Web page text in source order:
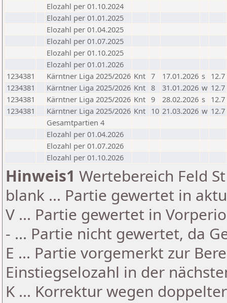
Elozahl per 01.10.2024
Elozahl per 01.01.2025
Elozahl per 01.04.2025
Elozahl per 01.07.2025
Elozahl per 01.10.2025
Elozahl per 01.01.2026
1234381
Kärntner Liga 2025/2026 Knt 7 17.01.2026 s 12.7
1234381
Kärntner Liga 2025/2026 Knt 8 31.01.2026 w 12.7
1234381
Kärntner Liga 2025/2026 Knt 9 28.02.2026 s 12.7
1234381
Kärntner Liga 2025/2026 Knt 10 21.03.2026 w 12.7
Gesamtpartien 4
Elozahl per 01.04.2026
Elozahl per 01.07.2026
Elozahl per 01.10.2026
Hinweis1 Wertebereich Feld
blank ... Partie gewertet in
V ... Partie gewertet in
- ... Partie nicht gewertet, da
E ... Partie vorgemerkt zur
Einstiegselozahl in der
K ... Korrektur wegen